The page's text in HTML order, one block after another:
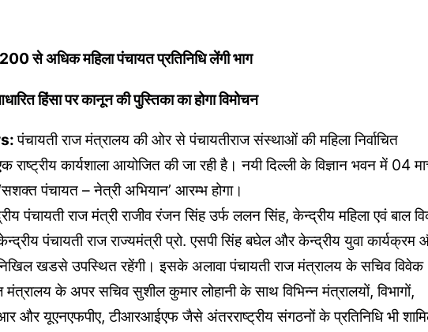
से अधिक महिला पंचायत प्रतिनिधि लेंगी भाग
हिंसा पर कानून की पुस्तिका का होगा विमोचन
पंचायती राज मंत्रालय की ओर से पंचायतीराज संस्थाओं की महिला निर्वाचित
राष्ट्रीय कार्यशाला आयोजित की जा रही है। नयी दिल्ली के विज्ञान भवन में 04
पंचायत – नेत्री अभियान’ आरम्भ होगा।
पंचायती राज मंत्री राजीव रंजन सिंह उर्फ ललन सिंह, केन्द्रीय महिला एवं बाल
पंचायती राज राज्यमंत्री प्रो. एसपी सिंह बघेल और केन्द्रीय युवा कार्यक्रम
निखिल खडसे उपस्थित रहेंगी। इसके अलावा पंचायती राज मंत्रालय के सचिव विवेक
मंत्रालय के अपर सचिव सुशील कुमार लोहानी के साथ विभिन्न मंत्रालयों, विभागों,
और यूएनएफपीए, टीआरआईएफ जैसे अंतरराष्ट्रीय संगठनों के प्रतिनिधि भी